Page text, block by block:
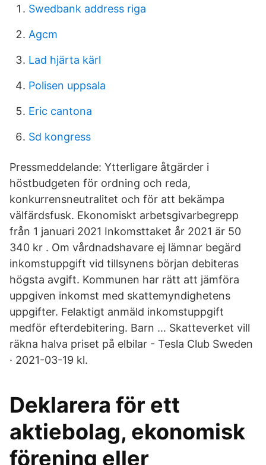
Swedbank address riga
Agcm
Lad hjärta kärl
Polisen uppsala
Eric cantona
Sd kongress
Pressmeddelande: Ytterligare åtgärder i
höstbudgeten för ordning och reda,
konkurrensneutralitet och för att bekämpa
välfärdsfusk. Ekonomiskt arbetsgivarbegrepp
från 1 januari 2021 Inkomsttaket år 2021 är 50
340 kr . Om vårdnadshavare ej lämnar begärd
inkomstuppgift vid tillsynens början debiteras
högsta avgift. Kommunen har rätt att jämföra
uppgiven inkomst med skattemyndighetens
uppgifter. Felaktigt anmäld inkomstuppgift
medför efterdebitering. Barn … Skatteverket vill
räkna halva priset på elbilar - Tesla Club Sweden
· 2021-03-19 kl.
Deklarera för ett
aktiebolag, ekonomisk
förening eller